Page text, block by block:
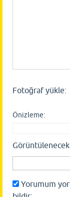
Fotoğraf yükle:
Önizleme:
Görüntülenecek
Yorumum